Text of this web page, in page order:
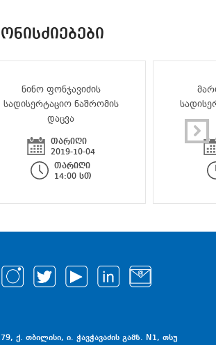
ნინო ფონჯავიძის
სადისერტაციო ნაშრომის
დაცვა
თარიღი
2019-10-04
თარიღი
14:00 სთ
ქ. თბილისი, ი. ჭავჭავაძის გამზ. N1, თსუ